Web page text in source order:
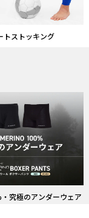
究極のアンダーウェア